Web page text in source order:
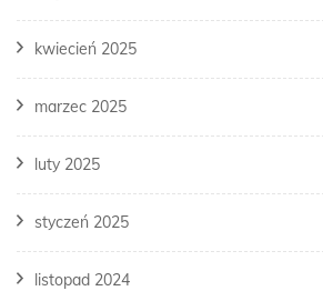
kwiecień 2025
marzec 2025
luty 2025
styczeń 2025
listopad 2024